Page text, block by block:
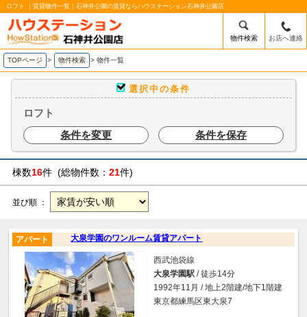
ロフト ｜賃貸物件一覧｜石神井公園の賃貸ならハウステーション石神井公園店
物件検索 お店へ連絡
TOPページ > 物件検索 > 物件一覧
選択中の条件
ロフト
条件を変更
条件を保存
棟数16件 (総物件数： 21件)
並び順 ：
大泉学園のワンルーム賃貸アパート
アパート
西武池袋線
大泉学園駅 / 徒歩14分
1992年11月 / 地上2階建/地下1階建
東京都練馬区東大泉7